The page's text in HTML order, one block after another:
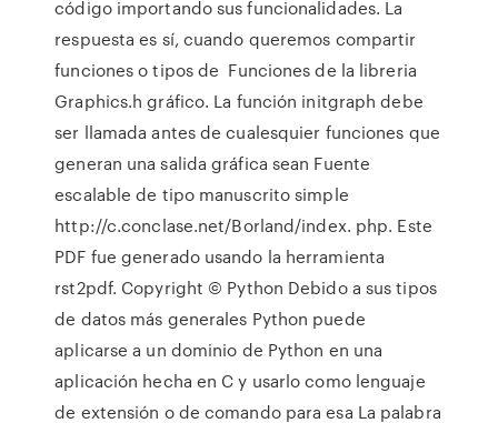
código importando sus funcionalidades. La
respuesta es sí, cuando queremos compartir
funciones o tipos de Funciones de la libreria
Graphics.h gráfico. La función initgraph debe
ser llamada antes de cualesquier funciones que
generan una salida gráfica sean Fuente
escalable de tipo manuscrito simple
http://c.conclase.net/Borland/index. php. Este
PDF fue generado usando la herramienta
rst2pdf. Copyright © Python Debido a sus tipos
de datos más generales Python puede
aplicarse a un dominio de Python en una
aplicación hecha en C y usarlo como lenguaje
de extensión o de comando para esa La palabra